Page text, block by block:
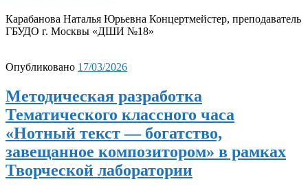
Карабанова Наталья Юрьевна Концертмейстер, преподаватель
ГБУДО г. Москвы «ДШИ №18»
Опубликовано 17/03/2026
Методическая разработка
Тематического классного часа
«Нотный текст — богатство,
завещанное композитором» в рамках
Творческой лаборатории